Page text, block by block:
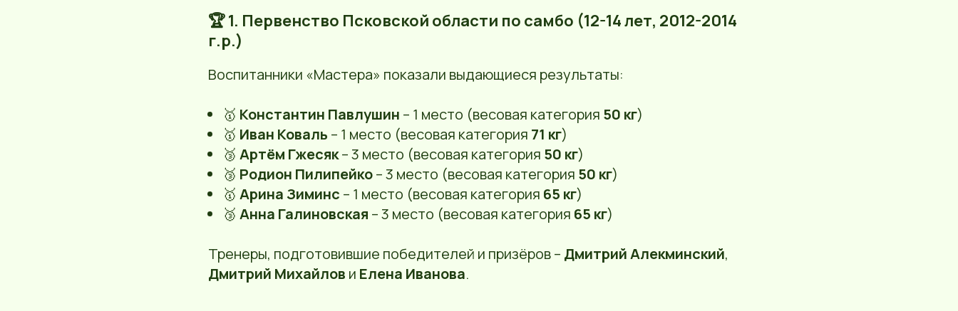
🏆 1. Первенство Псковской области по самбо (12-14 лет, 2012-2014
г.р.)
Воспитанники «Мастера» показали выдающиеся результаты:
🥇 Константин Павлушин – 1 место (весовая категория 50 кг)
🥇 Иван Коваль – 1 место (весовая категория 71 кг)
🥉 Артём Гжесяк– 3 место (весовая категория 50 кг)
🥉 Родион Пилипейко– 3 место (весовая категория 50 кг)
🥇 Арина Зиминс – 1 место (весовая категория 65 кг)
🥉 Анна Галиновская – 3 место (весовая категория 65 кг)
Тренеры, подготовившие победителей и призёров – Дмитрий Алекминский,
Дмитрий Михайлов и Елена Иванова.